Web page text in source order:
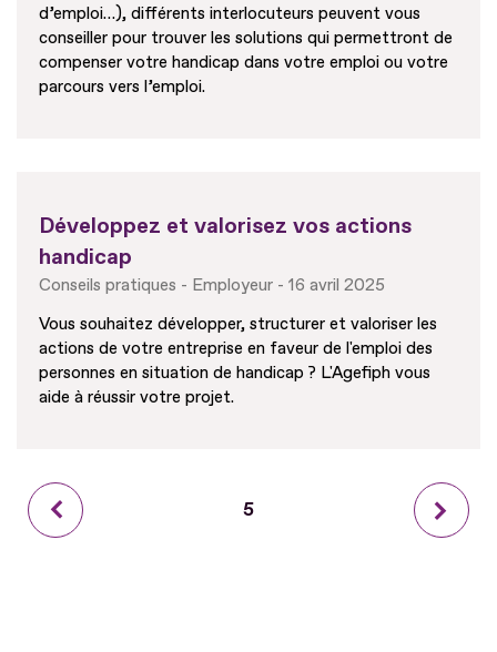
d’emploi…), différents interlocuteurs peuvent vous
conseiller pour trouver les solutions qui permettront de
compenser votre handicap dans votre emploi ou votre
parcours vers l’emploi.
Développez et valorisez vos actions
handicap
Conseils pratiques Employeur
16 avril 2025
Vous souhaitez développer, structurer et valoriser les
actions de votre entreprise en faveur de l'emploi des
personnes en situation de handicap ? L'Agefiph vous
aide à réussir votre projet.
Page Page
5 Page